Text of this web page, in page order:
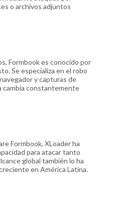
o archivos adjuntos
Formbook es conocido por
Se especializa en el robo
y capturas de
cambia constantemente
Formbook, XLoader ha
para atacar tanto
global también lo ha
en América Latina.